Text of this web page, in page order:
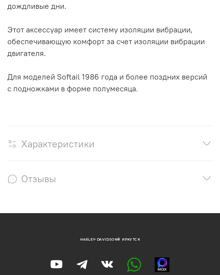
дождливые дни.
Этот аксессуар имеет систему изоляции вибрации,
обеспечивающую комфорт за счет изоляции вибрации
двигателя.
Для моделей Softail 1986 года и более поздних версий
с подножками в форме полумесяца.
Характеристики
Отзывы
HARLEY-DAVIDSON® ИРКУТСК